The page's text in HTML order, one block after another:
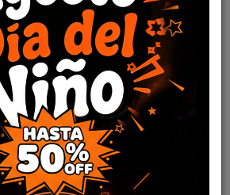
y parlantes Meetion MT-C105
,64 COMPRAR